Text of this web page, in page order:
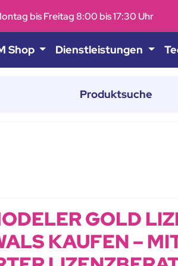
bis Freitag 8:00 bis 17:30 Uhr
Shop Dienstleistungen
GOLD
KAUFEN –